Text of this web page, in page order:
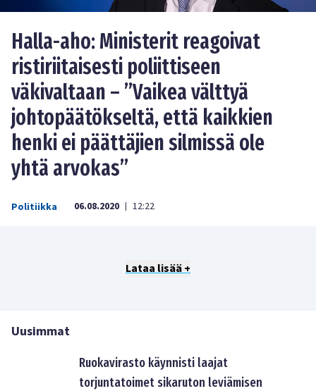
Halla-aho: Ministerit reagoivat
ristiriitaisesti poliittiseen
väkivaltaan – ”Vaikea välttyä
johtopäätökseltä, että kaikkien
henki ei päättäjien silmissä ole
yhtä arvokas”
Politiikka 06.08.2020 | 12:22
Lataa lisää +
Uusimmat
Ruokavirasto käynnisti laajat
torjuntatoimet sikaruton leviämisen